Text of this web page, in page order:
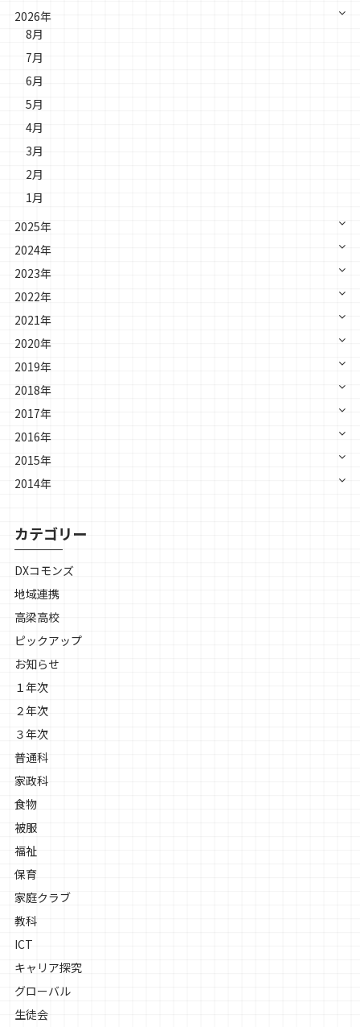
2026年
8月
7月
6月
5月
4月
3月
2月
1月
2025年
2024年
2023年
2022年
2021年
2020年
2019年
2018年
2017年
2016年
2015年
2014年
カテゴリー
DXコモンズ
地域連携
高梁高校
ピックアップ
お知らせ
１年次
２年次
３年次
普通科
家政科
食物
被服
福祉
保育
家庭クラブ
教科
ICT
キャリア探究
グローバル
生徒会